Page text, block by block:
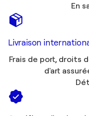
En
Livraison
Frais de port, droits
d'art